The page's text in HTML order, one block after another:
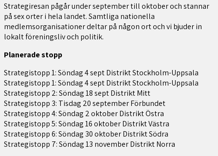
Strategiresan pågår under september till oktober och stannar
på sex orter i hela landet. Samtliga nationella
medlemsorganisationer deltar på någon ort och vi bjuder in
lokalt föreningsliv och politik.
Planerade stopp
Strategistopp 1: Söndag 4 sept Distrikt Stockholm-Uppsala
Strategistopp 1: Söndag 4 sept Distrikt Stockholm-Uppsala
Strategistopp 2: Söndag 18 sept Distrikt Mitt
Strategistopp 3: Tisdag 20 september Förbundet
Strategistopp 4: Söndag 2 oktober Distrikt Östra
Strategistopp 5: Söndag 16 oktober Distrikt Västra
Strategistopp 6: Söndag 30 oktober Distrikt Södra
Strategistopp 7: Söndag 13 november Distrikt Norra